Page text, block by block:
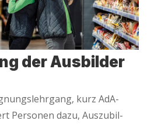
der Aus­bil­der
kurz AdA-
Per­so­nen dazu, Aus­zu­bil­